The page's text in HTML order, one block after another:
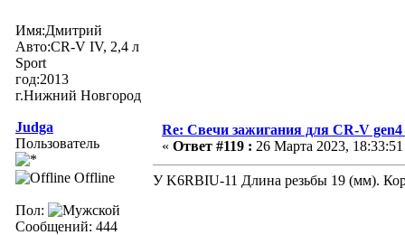
Имя:Дмитрий
Авто:CR-V IV, 2,4 л
Sport
год:2013
г.Нижний Новгород
Judga
Пользователь
Offline
Пол:
Сообщений: 444
Re: Свечи зажигания для CR-V
« Ответ #119 : 26 Марта 2023,
У K6RBIU-11 Длина резьбы 19 (мм).